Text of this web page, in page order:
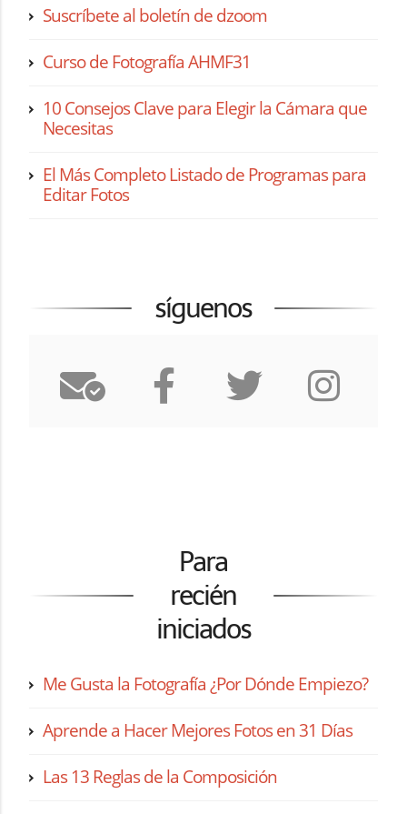
Suscríbete al boletín de dzoom
Curso de Fotografía AHMF31
10 Consejos Clave para Elegir la Cámara que
Necesitas
El Más Completo Listado de Programas para
Editar Fotos
síguenos
Para
recién
iniciados
Me Gusta la Fotografía ¿Por Dónde Empiezo?
Aprende a Hacer Mejores Fotos en 31 Días
Las 13 Reglas de la Composición